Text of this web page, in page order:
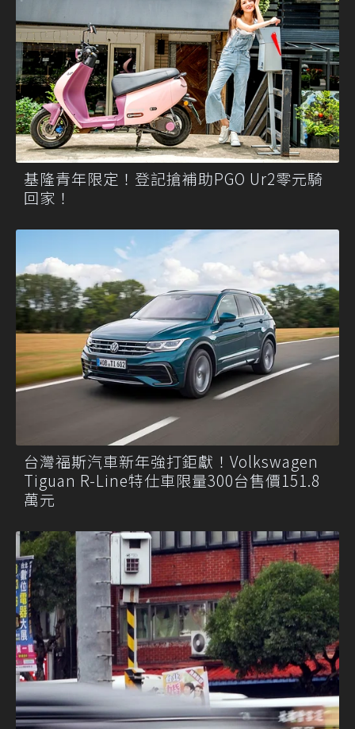
基隆青年限定！登記搶補助PGO Ur2零元騎
回家！
台灣福斯汽車新年強打鉅獻！Volkswagen
Tiguan R-Line特仕車限量300台售價151.8
萬元